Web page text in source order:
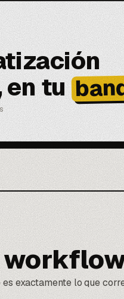
tu
exactamente lo que